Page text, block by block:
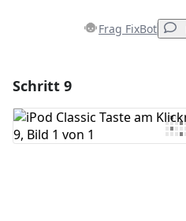
Frag FixBot
Kommentar
Schritt 9